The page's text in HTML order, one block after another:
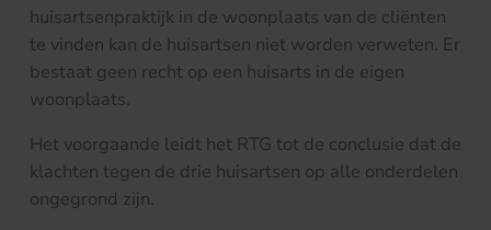
huisartsenpraktijk in de woonplaats van de cliënten
te vinden kan de huisartsen niet worden verweten. Er
bestaat geen recht op een huisarts in de eigen
woonplaats.
Het voorgaande leidt het RTG tot de conclusie dat de
klachten tegen de drie huisartsen op alle onderdelen
ongegrond zijn.